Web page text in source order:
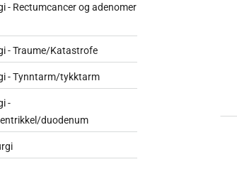
- Rectumcancer og adenomer
- Traume/Katastrofe
- Tynntarm/tykktarm
-
duodenum